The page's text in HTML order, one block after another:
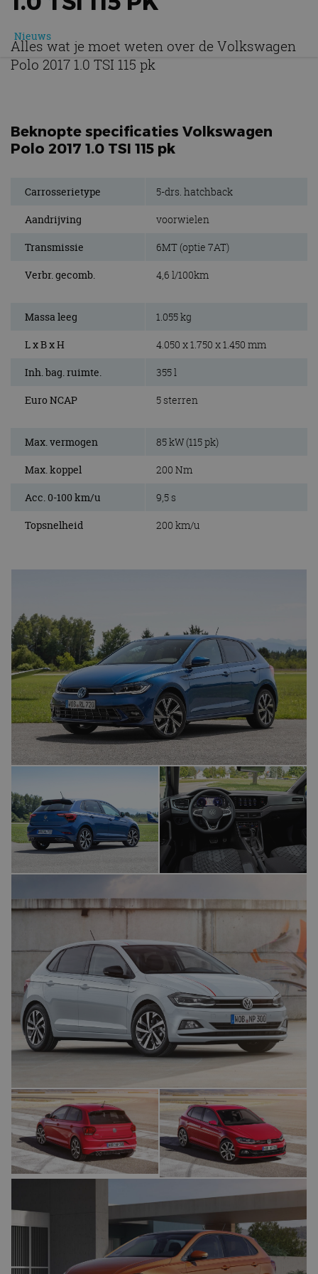
Nieuws
Alles wat je moet weten over de Volkswagen
Polo 2017 1.0 TSI 115 pk
Beknopte specificaties Volkswagen
Polo 2017 1.0 TSI 115 pk
Carrosserietype 5-drs. hatchback
Aandrijving voorwielen
Transmissie 6MT (optie 7AT)
Verbr. gecomb. 4,6 l/100km
Massa leeg 1.055 kg
L x B x H 4.050 x 1.750 x 1.450 mm
Inh. bag. ruimte. 355 l
Euro NCAP 5 sterren
Max. vermogen 85 kW (115 pk)
Max. koppel 200 Nm
Acc. 0-100 km/u 9,5 s
Topsnelheid 200 km/u